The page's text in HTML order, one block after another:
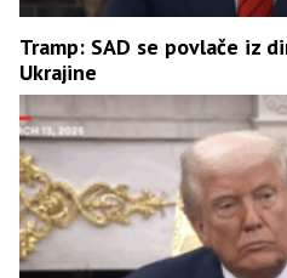
Tramp: SAD se povlače iz
Ukrajine